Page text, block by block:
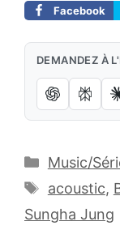
Facebook
DEMANDEZ À
Music/
Étiquettes
acoustic,
Sungha Jung